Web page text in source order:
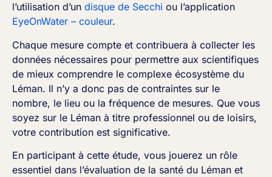
l’utilisation d’un disque de Secchi ou l’application
EyeOnWater – couleur.
Chaque mesure compte et contribuera à collecter les
données nécessaires pour permettre aux scientifiques
de mieux comprendre le complexe écosystème du
Léman. Il n’y a donc pas de contraintes sur le
nombre, le lieu ou la fréquence de mesures. Que vous
soyez sur le Léman à titre professionnel ou de loisirs,
votre contribution est significative.
En participant à cette étude, vous jouerez un rôle
essentiel dans l’évaluation de la santé du Léman et